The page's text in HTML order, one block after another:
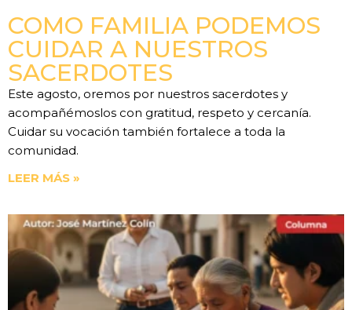
COMO FAMILIA PODEMOS
CUIDAR A NUESTROS
SACERDOTES
Este agosto, oremos por nuestros sacerdotes y
acompañémoslos con gratitud, respeto y cercanía.
Cuidar su vocación también fortalece a toda la
comunidad.
LEER MÁS »